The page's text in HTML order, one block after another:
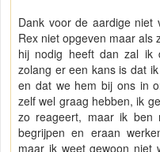
Dank voor de aardige niet
Rex niet opgeven maar als
hij nodig heeft dan zal ik
zolang er een kans is dat
en dat we hem bij ons in
zelf wel graag hebben, ik
zo reageert, maar ik ben
begrijpen en eraan
maar ik weet gewoon niet